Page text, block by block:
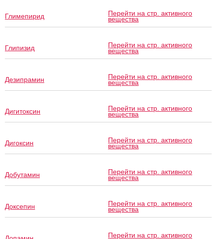
Глимепирид Перейти на стр. активного
вещества
Глипизид Перейти на стр. активного
вещества
Дезипрамин Перейти на стр. активного
вещества
Дигитоксин Перейти на стр. активного
вещества
Дигоксин Перейти на стр. активного
вещества
Добутамин Перейти на стр. активного
вещества
Доксепин Перейти на стр. активного
вещества
Перейти на стр. активного